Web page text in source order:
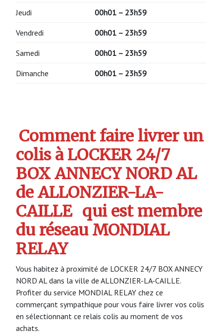
Jeudi 00h01 – 23h59
Vendredi 00h01 – 23h59
Samedi 00h01 – 23h59
Dimanche 00h01 – 23h59
Comment faire livrer un
colis à LOCKER 24/7
BOX ANNECY NORD AL
de ALLONZIER-LA-
CAILLE qui est membre
du réseau MONDIAL
RELAY
Vous habitez à proximité de LOCKER 24/7 BOX ANNECY
NORD AL dans la ville de ALLONZIER-LA-CAILLE.
Profiter du service MONDIAL RELAY chez ce
commerçant sympathique pour vous faire livrer vos colis
en sélectionnant ce relais colis au moment de vos
achats.